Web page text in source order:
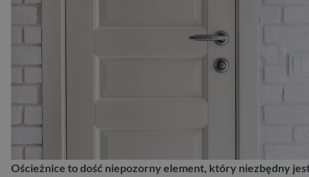
Ościeżnice to dość niepozorny element, który niezbędny